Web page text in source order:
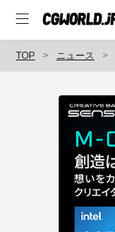
TOP ニュース